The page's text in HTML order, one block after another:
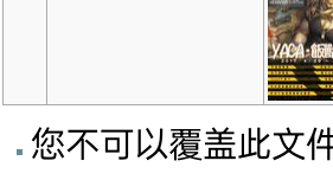
您不可以覆盖此文